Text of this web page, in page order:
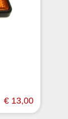
€ 13,00